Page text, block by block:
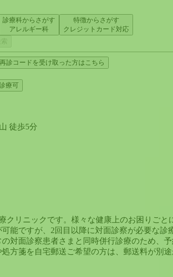
診療科からさがす
アレルギー科
特徴からさがす
クレジットカード対応
索
診コードを受け取った方はこちら
療可
徒歩5分
クリニックです。様々な健康上のお困りご
能ですが、2回目以降に対面診察が必要な
対面診察患者さまと同時併行診療のため、
方箋を自宅郵送ご希望の方は、郵送料が別